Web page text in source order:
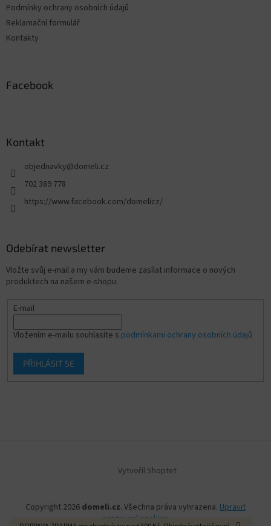
Podmínky ochrany osobních údajů
Reklamační formulář
Kontakty
Facebook
Kontakt
objednavky@domeli.cz
702 389 778
https://www.facebook.com/domelicz/
Odebírat newsletter
Vložte svůj e-mail a my vám budeme zasílat informace o nových
produktech na našem e-shopu.
E-mail
Vložením e-mailu souhlasíte s podmínkami ochrany osobních údajů
PŘIHLÁSIT SE
Vytvořil Shoptet
Copyright 2026 domeli.cz. Všechna práva vyhrazena. Upravit
nastavení cookies